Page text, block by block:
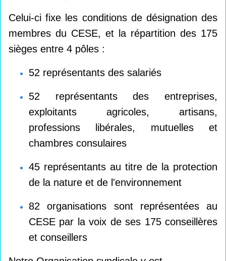
Celui-ci fixe les conditions de désignation des
membres du CESE, et la répartition des 175
sièges entre 4 pôles :
52 représentants des salariés
52 représentants des entreprises,
exploitants agricoles, artisans,
professions libérales, mutuelles et
chambres consulaires
45 représentants au titre de la protection
de la nature et de l'environnement
82 organisations sont représentées au
CESE par la voix de ses 175 conseillères
et conseillers